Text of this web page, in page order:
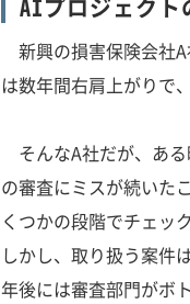
AIプロジェクト
新興の損害保険会社
は数年間右肩上がりで
そんなA社だが、あ
の審査にミスが続いた
くつかの段階でチェッ
しかし、取り扱う案件
年後には審査部門がボ